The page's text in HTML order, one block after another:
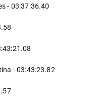
- 03:37:36.40
- 03:43:23.82